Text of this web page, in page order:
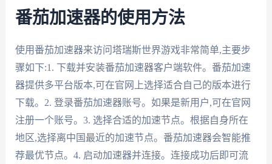
番茄加速器的使用方法
使用番茄加速器来访问塔瑞斯世界游戏非常简单,主要步
骤如下:1. 下载并安装番茄加速器客户端软件。番茄加速
器提供多平台版本,可在官网上选择适合自己的版本进行
下载。2. 登录番茄加速器账号。如果是新用户,可在官网
注册一个账号。3. 选择合适的加速节点。根据自身所在
地区,选择离中国最近的加速节点。番茄加速器会智能推
荐最优节点。4. 启动加速器并连接。连接成功后即可流